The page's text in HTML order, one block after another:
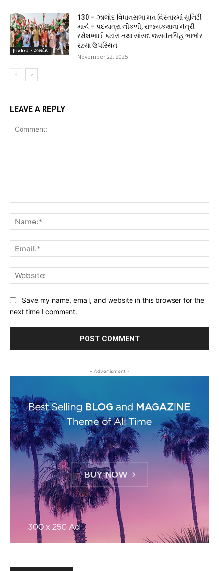
Jhalod - ઝાલોદ
130 – ઝાલોદ વિધાનસભા મત વિસ્તારમાં યુનિટી
માર્ચ – પદયાત્રા નીકળી, રાજ્યકક્ષાના મંત્રી
રમેશભાઈ કટારા તથા સાંસદ જસવંતસિંહ ભાભોર
રહ્યા ઉપસ્થિત
November 22, 2025
LEAVE A REPLY
Save my name, email, and website in this browser for the
next time I comment.
- Advertisment -